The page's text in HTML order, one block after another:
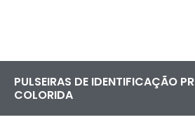
PULSEIRAS DE IDENTIFICAÇÃO
COLORIDA